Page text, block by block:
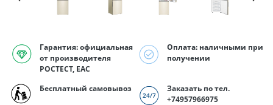
Гарантия: официальная
от производителя
РОСТЕСТ, EAC
Оплата: наличными при
получении
Бесплатный самовывоз
Заказать по тел.
+74957966975